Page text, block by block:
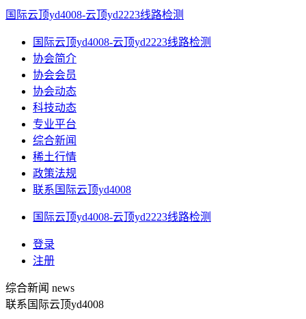
国际云顶yd4008-云顶yd2223线路检测
国际云顶yd4008-云顶yd2223线路检测
协会简介
协会会员
协会动态
科技动态
专业平台
综合新闻
稀土行情
政策法规
联系国际云顶yd4008
国际云顶yd4008-云顶yd2223线路检测
登录
注册
综合新闻 news
联系国际云顶yd4008